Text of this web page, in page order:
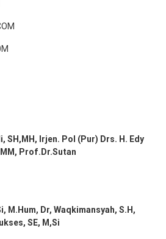
, SH,MH, Irjen. Pol (Pur) Drs. H. Edy
MM, Prof.Dr.Sutan
M.Hum, Dr, Waqkimansyah, S.H,
SE, M,Si